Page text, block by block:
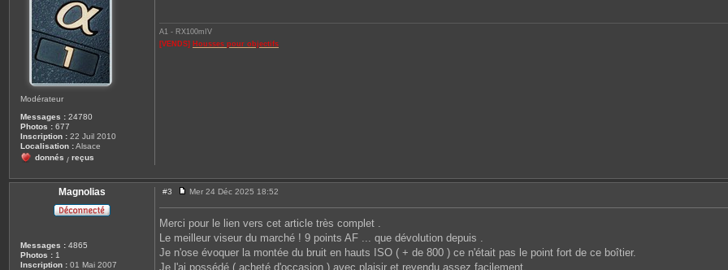
r
L
i
o
n
e
l
Modérateur
Messages : 24780
Photos : 677
Inscription : 22 Juil 2010
Localisation :Alsace
donnés / reçus
A1 - RX100mIV
[VENDS] Housses pour objectifs
Magnolias
Messages : 4865
Photos : 1
Inscription : 01 Mai 2007
#3
e
s
a
e
Mer 24 Déc 2025 18:52
Merci pour le lien vers cet article très complet .
Le meilleur viseur du marché ! 9 points AF ... que dévolution depuis .
Je n'ose évoquer la montée du bruit en hauts ISO ( + de 800 ) ce n'était pas le point fort de ce boîtier.
Je l'ai possédé ( acheté d'occasion ) avec plaisir et revendu assez facilement.